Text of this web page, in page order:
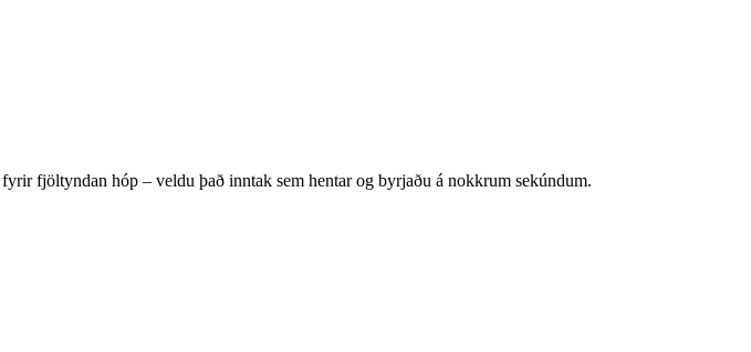
fjöltyndan hóp – veldu það inntak sem hentar og byrjaðu á nokkrum sekúndum.